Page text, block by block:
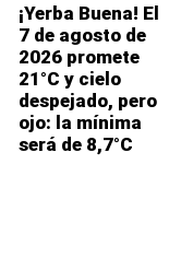
¡Yerba Buena! El
7 de agosto de
2026 promete
21°C y cielo
despejado, pero
ojo: la mínima
será de 8,7°C